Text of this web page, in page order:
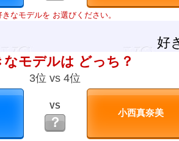
きなモデルを お選びください。
好
なモデルは どっち？
3位 vs 4位
VS
？